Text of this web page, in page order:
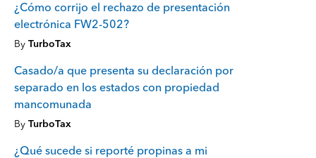
¿Cómo corrijo el rechazo de presentación
electrónica FW2-502?
By TurboTax
Casado/a que presenta su declaración por
separado en los estados con propiedad
mancomunada
By TurboTax
¿Qué sucede si reporté propinas a mi